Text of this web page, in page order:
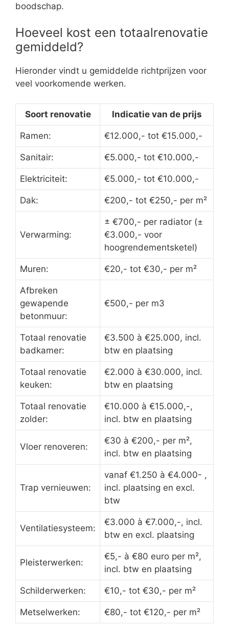
boodschap.
Hoeveel kost een totaalrenovatie
gemiddeld?
Hieronder vindt u gemiddelde richtprijzen voor
veel voorkomende werken.
Soort renovatie Indicatie van de prijs
Ramen: €12.000,- tot €15.000,-
Sanitair: €5.000,- tot €10.000,-
Elektriciteit: €5.000,- tot €10.000,-
Dak: €200,- tot €250,- per m²
Verwarming:
± €700,- per radiator (±
€3.000,- voor
hoogrendementsketel)
Muren: €20,- tot €30,- per m²
Afbreken
gewapende
betonmuur:
€500,- per m3
Totaal renovatie
badkamer:
€3.500 à €25.000, incl.
btw en plaatsing
Totaal renovatie
keuken:
€2.000 à €30.000, incl.
btw en plaatsing
Totaal renovatie
zolder:
€10.000 à €15.000,-,
incl. btw en plaatsing
Vloer renoveren:
€30 à €200,- per m²,
incl. btw en plaatsing
Trap vernieuwen:
vanaf €1.250 à €4.000- ,
incl. plaatsing en excl.
btw
Ventilatiesysteem:
€3.000 à €7.000,-, incl.
btw en excl. plaatsing
Pleisterwerken:
€5,- à €80 euro per m²,
incl. btw en plaatsing
Schilderwerken: €10,- tot €30,- per m²
Metselwerken: €80,- tot €120,- per m²